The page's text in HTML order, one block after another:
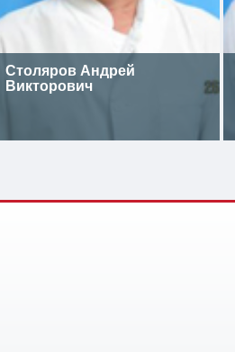
Столяров Андрей
Викторович